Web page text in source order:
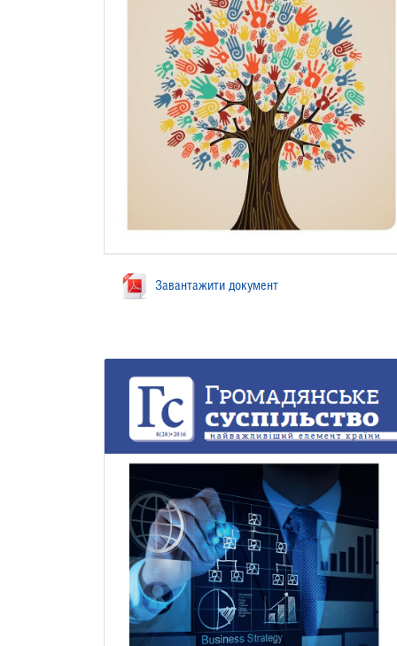
Завантажити документ